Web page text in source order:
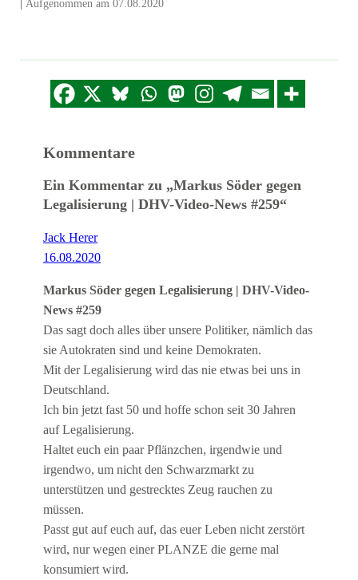
|Aufgenommen am 07.08.2020
Kommentare
Ein Kommentar zu „Markus Söder gegen
Legalisierung | DHV-Video-News #259“
Jack Herer
16.08.2020
Markus Söder gegen Legalisierung | DHV-Video-
News #259
Das sagt doch alles über unsere Politiker, nämlich das
sie Autokraten sind und keine Demokraten.
Mit der Legalisierung wird das nie etwas bei uns in
Deutschland.
Ich bin jetzt fast 50 und hoffe schon seit 30 Jahren
auf Legalisierung.
Haltet euch ein paar Pflänzchen, irgendwie und
irgendwo, um nicht den Schwarzmarkt zu
unterstützen und gestrecktes Zeug rauchen zu
müssen.
Passt gut auf euch auf, das euer Leben nicht zerstört
wird, nur wegen einer PLANZE die gerne mal
konsumiert wird.